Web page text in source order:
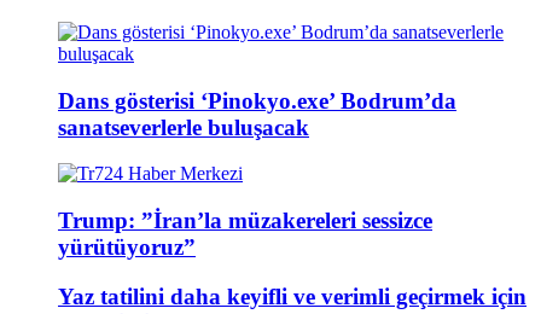
Dans gösterisi ‘Pinokyo.exe’ Bodrum’da
sanatseverlerle buluşacak
Trump: ”İran’la müzakereleri sessizce
yürütüyoruz”
Yaz tatilini daha keyifli ve verimli geçirmek için